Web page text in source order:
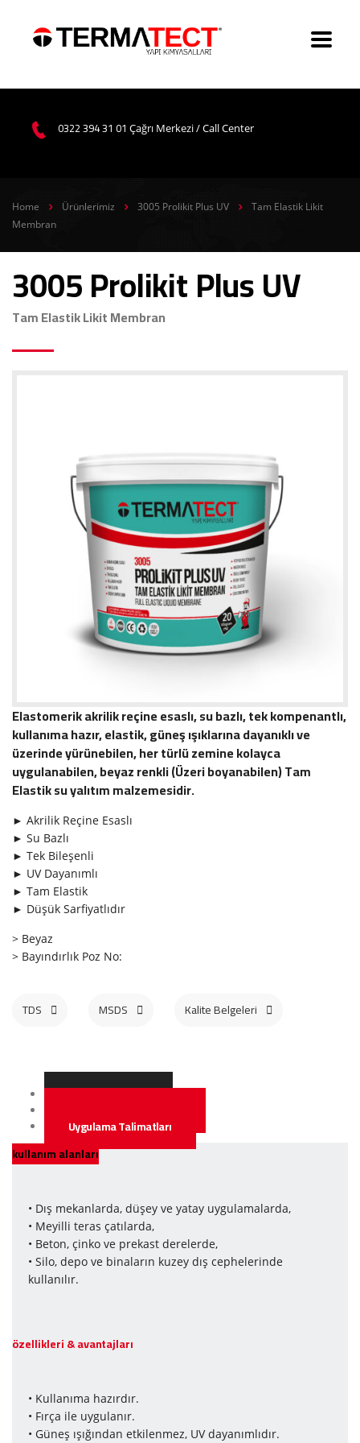
0322 394 31 01 Çağrı Merkezi / Call Center
Home Ürünlerimiz 3005 Prolikit Plus UV
Tam Elastik Likit
Membran
3005 Prolikit Plus UV
Tam Elastik Likit Membran
Elastomerik akrilik reçine esaslı, su bazlı, tek kompenantlı,
kullanıma hazır, elastik, güneş ışıklarına dayanıklı ve
üzerinde yürünebilen, her türlü zemine kolayca
uygulanabilen, beyaz renkli (Üzeri boyanabilen) Tam
Elastik su yalıtım malzemesidir.
► Akrilik Reçine Esaslı
► Su Bazlı
► Tek Bileşenli
► UV Dayanımlı
► Tam Elastik
► Düşük Sarfiyatlıdır
> Beyaz
> Bayındırlık Poz No:
TDS MSDS Kalite Belgeleri
Kullanım Alanları
Uygulama Talimatları
kullanım alanları
• Dış mekanlarda, düşey ve yatay uygulamalarda,
• Meyilli teras çatılarda,
• Beton, çinko ve prekast derelerde,
• Silo, depo ve binaların kuzey dış cephelerinde
kullanılır.
özellikleri & avantajları
• Kullanıma hazırdır.
• Fırça ile uygulanır.
• Güneş ışığından etkilenmez, UV dayanımlıdır.